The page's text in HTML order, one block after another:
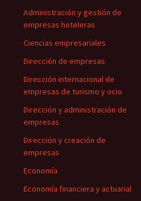
Administración y gestión de
empresas hoteleras
Ciencias empresariales
Dirección de empresas
Dirección internacional de
empresas de turismo y ocio
Dirección y administración de
empresas
Dirección y creación de
empresas
Economía
Economía financiera y actuarial